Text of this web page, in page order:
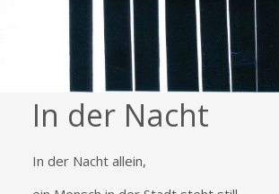
In der Nacht
In der Nacht allein,